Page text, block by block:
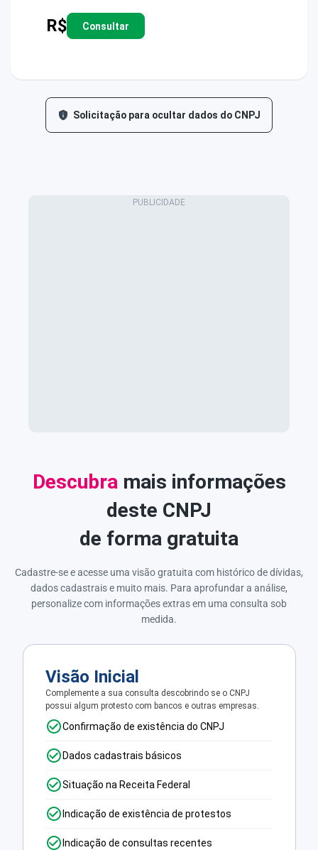
R$ Consultar
Solicitação para ocultar dados do CNPJ
Descubra mais informações
deste CNPJ
de forma gratuita
Cadastre-se e acesse uma visão gratuita com histórico de dívidas,
dados cadastrais e muito mais. Para aprofundar a análise,
personalize com informações extras em uma consulta sob
medida.
Visão Inicial
Complemente a sua consulta descobrindo se o CNPJ
possui algum protesto com bancos e outras empresas.
Confirmação de existência do CNPJ
Dados cadastrais básicos
Situação na Receita Federal
Indicação de existência de protestos
Indicação de consultas recentes